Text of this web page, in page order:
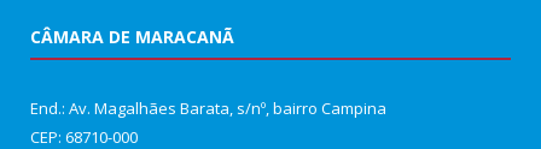
CÂMARA DE MARACANÃ
End.: Av. Magalhães Barata, s/nº, bairro Campina
CEP: 68710-000